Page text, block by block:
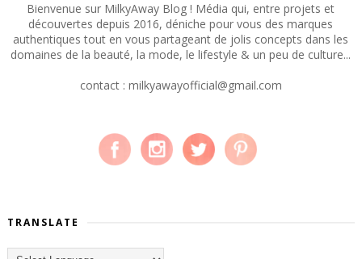
Bienvenue sur MilkyAway Blog ! Média qui, entre projets et
découvertes depuis 2016, déniche pour vous des marques
authentiques tout en vous partageant de jolis concepts dans les
domaines de la beauté, la mode, le lifestyle & un peu de culture...
contact : milkyawayofficial@gmail.com
TRANSLATE